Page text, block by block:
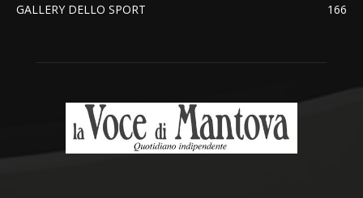
GALLERY DELLO SPORT
166